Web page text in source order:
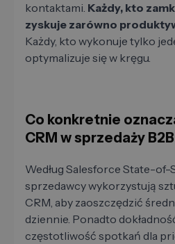
kontaktami. Każdy, kto
zyskuje zarówno
Każdy, kto wykonuje tylko
optymalizuje się w kręgu.
Co konkretnie
CRM w sprzedaży
Według Salesforce State-of-
sprzedawcy wykorzystują
CRM, aby zaoszczędzić
dziennie. Ponadto
częstotliwość spotkań dla